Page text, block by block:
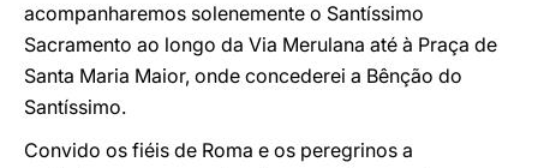
acompanharemos solenemente o Santíssimo
Sacramento ao longo da Via Merulana até à Praça de
Santa Maria Maior, onde concederei a Bênção do
Santíssimo.
Convido os fiéis de Roma e os peregrinos a